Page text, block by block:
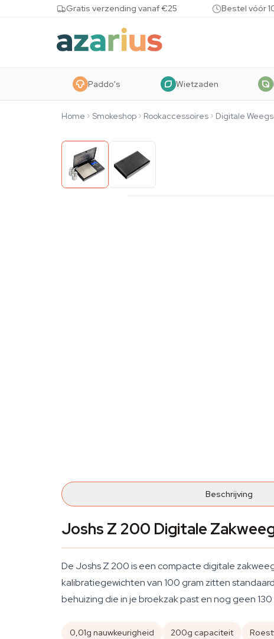
Skip to content Gratis verzending vanaf €25 Bestel vóór
Paddo's Wietzaden
Home Smokeshop Rookaccessoires Digitale
Beschrijving
Joshs Z 200 Digitale
De Joshs Z 200 is een compacte digitale
kalibratiegewichten van 100 gram zitten
behuizing die in je broekzak past en nog geen
0,01g nauwkeurigheid 200g capaciteit